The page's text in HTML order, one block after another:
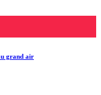
grand air